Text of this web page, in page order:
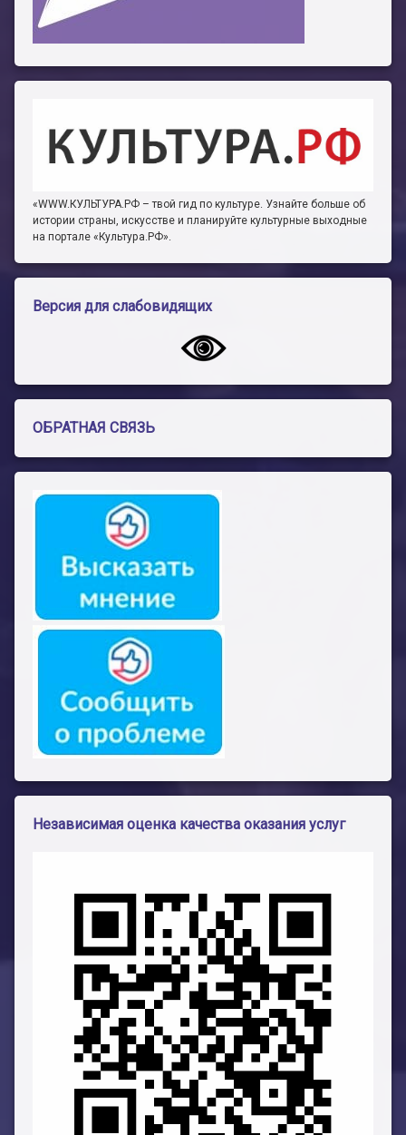
«WWW.КУЛЬТУРА.РФ – твой гид по культуре. Узнайте больше об
истории страны, искусстве и планируйте культурные выходные
на портале «Культура.РФ».
Версия для слабовидящих
ОБРАТНАЯ СВЯЗЬ
Независимая оценка качества оказания услуг